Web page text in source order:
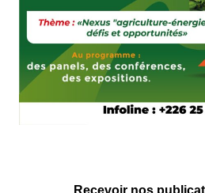
Recevoir nos